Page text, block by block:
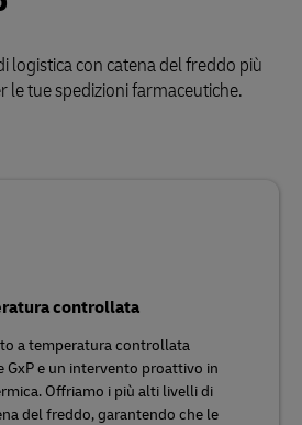
logistica con catena del freddo più
le tue spedizioni farmaceutiche.
controllata
a temperatura controllata
e un intervento proattivo in
Offriamo i più alti livelli di
del freddo, garantendo che le